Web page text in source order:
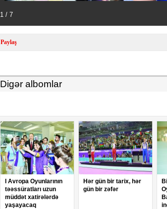
1 / 7
Paylaş
Digər albomlar
I Avropa Oyunlarının
təəssüratları uzun
müddət xatirələrdə
yaşayacaq
Hər gün bir tarix, hər
gün bir zəfər